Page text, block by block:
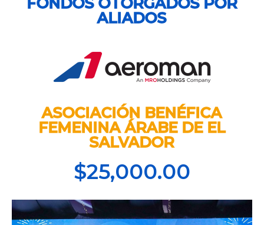
ALIADOS
ASOCIACIÓN BENÉFICA
FEMENINA ÁRABE DE EL
SALVADOR
$25,000.00